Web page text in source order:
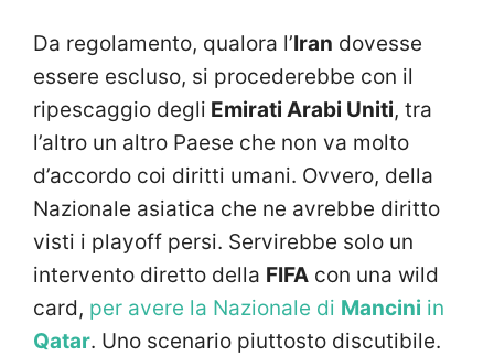
Da regolamento, qualora l’Iran dovesse
essere escluso, si procederebbe con il
ripescaggio degli Emirati Arabi Uniti, tra
l’altro un altro Paese che non va molto
d’accordo coi diritti umani. Ovvero, della
Nazionale asiatica che ne avrebbe diritto
visti i playoff persi. Servirebbe solo un
intervento diretto della FIFA con una wild
card, per avere la Nazionale di Mancini in
Qatar. Uno scenario piuttosto discutibile.